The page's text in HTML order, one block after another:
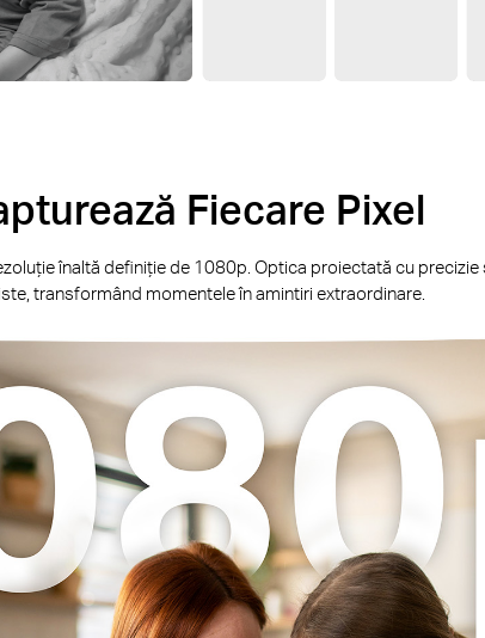
Fiecare Pixel
înaltă definiție de 1080p. Optica proiectată cu precizie
transformând momentele în amintiri extraordinare.